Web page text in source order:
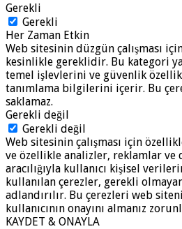
Gerekli
Gerekli
Her Zaman Etkin
Web sitesinin düzgün çalışması
kesinlikle gereklidir. Bu kategori
temel işlevlerini ve güvenlik
tanımlama bilgilerini içerir. Bu
saklamaz.
Gerekli değil
Gerekli değil
Web sitesinin çalışması için
ve özellikle analizler, reklamlar
aracılığıyla kullanıcı kişisel
kullanılan çerezler, gerekli
adlandırılır. Bu çerezleri web
kullanıcının onayını almanız
KAYDET & ONAYLA